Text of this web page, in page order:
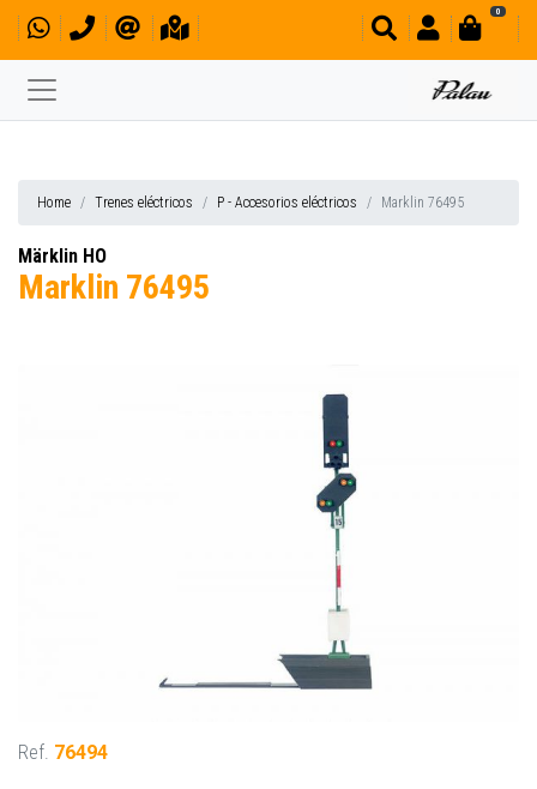
0
Home Trenes eléctricos P - Accesorios eléctricos Marklin 76495
Märklin HO
Marklin 76495
Ref. 76494